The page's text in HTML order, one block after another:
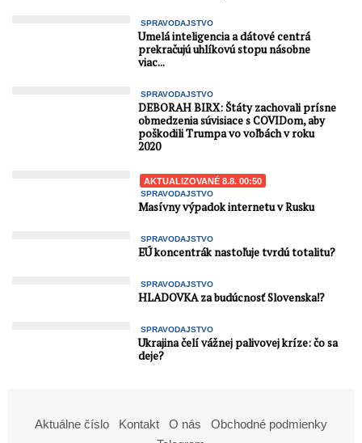
SPRAVODAJSTVO
Umelá inteligencia a dátové centrá
prekračujú uhlíkovú stopu násobne
viac...
SPRAVODAJSTVO
DEBORAH BIRX: Štáty zachovali prísne
obmedzenia súvisiace s COVIDom, aby
poškodili Trumpa vo voľbách v roku
2020
AKTUALIZOVANÉ 8.8. 00:50
SPRAVODAJSTVO
Masívny výpadok internetu v Rusku
SPRAVODAJSTVO
EÚ koncentrák nastoľuje tvrdú totalitu?
SPRAVODAJSTVO
HLADOVKA za budúcnosť Slovenska⁉️
SPRAVODAJSTVO
Ukrajina čelí vážnej palivovej kríze: čo sa
deje?
Aktuálne číslo Kontakt O nás
Obchodné podmienky